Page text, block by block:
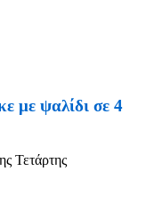
με ψαλίδι σε 4
Τετάρτης